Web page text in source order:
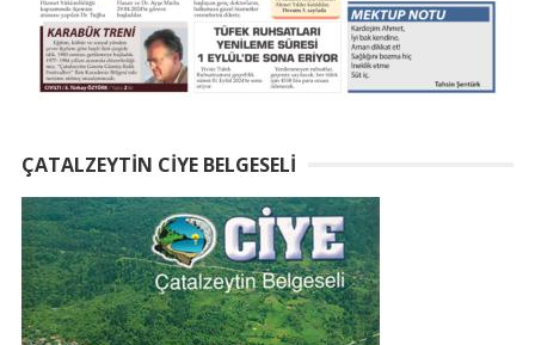
ÇATALZEYTIN CIYE BELGESELI